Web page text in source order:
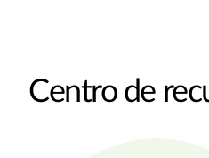
Centro de